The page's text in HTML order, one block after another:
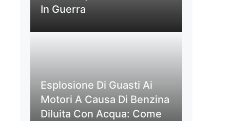
In Guerra
Esplosione Di Guasti Ai
Motori A Causa Di Benzina
Diluita Con Acqua: Come